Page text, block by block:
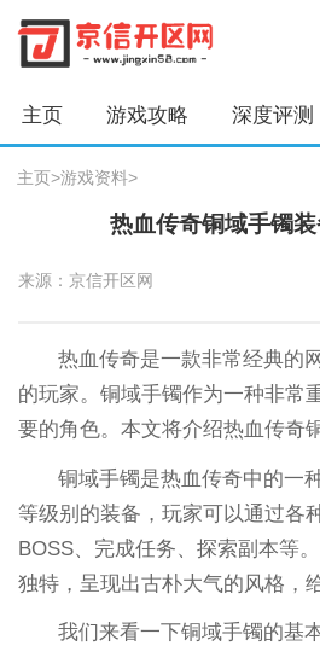
主页 游戏攻略 深度评测
主页>游戏资料>
热血传奇铜域手镯
来源：京信开区网
热血传奇是一款非常经典的
的玩家。铜域手镯作为一种非常
要的角色。本文将介绍热血传奇
铜域手镯是热血传奇中的一
等级别的装备，玩家可以通过各
BOSS、完成任务、探索副本等
独特，呈现出古朴大气的风格，
我们来看一下铜域手镯的基